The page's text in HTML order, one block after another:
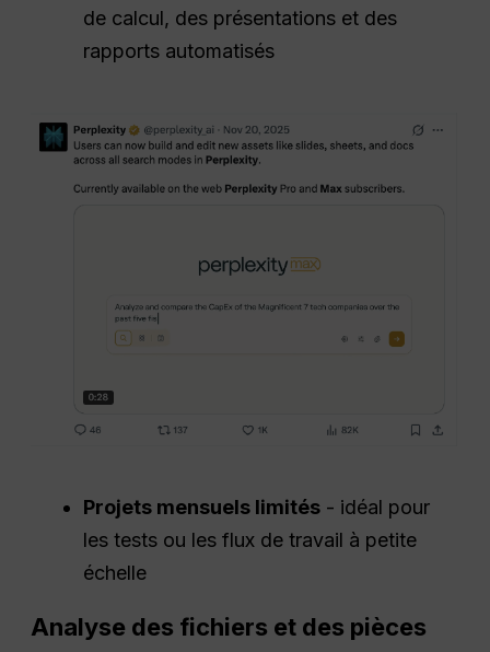
de calcul, des présentations et des
rapports automatisés
Projets mensuels limités - idéal pour
les tests ou les flux de travail à petite
échelle
Analyse des fichiers et des pièces